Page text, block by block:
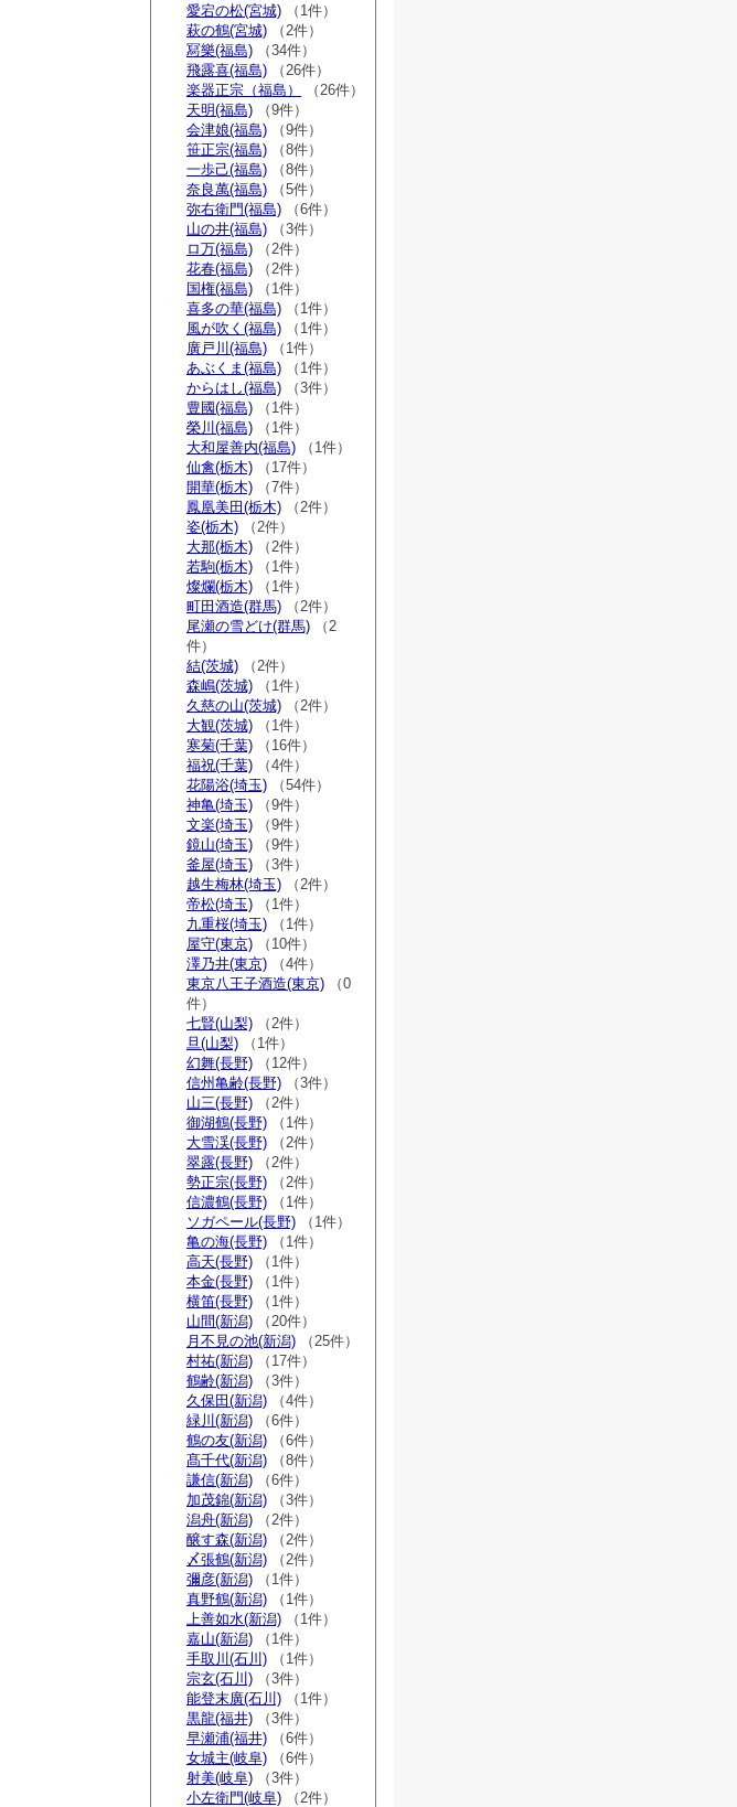
愛宕の松(宮城) （1件）
萩の鶴(宮城) （2件）
冩樂(福島) （34件）
飛露喜(福島) （26件）
楽器正宗（福島）
（26件）
天明(福島) （9件）
会津娘(福島) （9件）
笹正宗(福島) （8件）
一歩己(福島) （8件）
奈良萬(福島) （5件）
弥右衛門(福島) （6件）
山の井(福島) （3件）
ロ万(福島) （2件）
花春(福島) （2件）
国権(福島) （1件）
喜多の華(福島) （1件）
風が吹く(福島) （1件）
廣戸川(福島) （1件）
あぶくま(福島) （1件）
からはし(福島) （3件）
豊國(福島) （1件）
榮川(福島) （1件）
大和屋善内(福島) （1件）
仙禽(栃木) （17件）
開華(栃木) （7件）
鳳凰美田(栃木) （2件）
姿(栃木) （2件）
大那(栃木) （2件）
若駒(栃木) （1件）
燦爛(栃木) （1件）
町田酒造(群馬) （2件）
尾瀬の雪どけ(群馬) （2
件）
結(茨城) （2件）
森嶋(茨城) （1件）
久慈の山(茨城) （2件）
大観(茨城) （1件）
寒菊(千葉) （16件）
福祝(千葉) （4件）
花陽浴(埼玉) （54件）
神亀(埼玉) （9件）
文楽(埼玉) （9件）
鏡山(埼玉) （9件）
釜屋(埼玉) （3件）
越生梅林(埼玉) （2件）
帝松(埼玉) （1件）
九重桜(埼玉) （1件）
屋守(東京) （10件）
澤乃井(東京) （4件）
東京八王子酒造(東京) （0
件）
七賢(山梨) （2件）
旦(山梨) （1件）
幻舞(長野) （12件）
信州亀齢(長野) （3件）
山三(長野) （2件）
御湖鶴(長野) （1件）
大雪渓(長野) （2件）
翠露(長野) （2件）
勢正宗(長野) （2件）
信濃鶴(長野) （1件）
ソガペール(長野) （1件）
亀の海(長野) （1件）
高天(長野) （1件）
本金(長野) （1件）
横笛(長野) （1件）
山間(新潟) （20件）
月不見の池(新潟) （25件）
村祐(新潟) （17件）
鶴齢(新潟) （3件）
久保田(新潟) （4件）
緑川(新潟) （6件）
鶴の友(新潟) （6件）
髙千代(新潟) （8件）
謙信(新潟) （6件）
加茂錦(新潟) （3件）
潟舟(新潟) （2件）
醸す森(新潟) （2件）
〆張鶴(新潟) （2件）
彌彦(新潟) （1件）
真野鶴(新潟) （1件）
上善如水(新潟) （1件）
嘉山(新潟) （1件）
手取川(石川) （1件）
宗玄(石川) （3件）
能登末廣(石川) （1件）
黒龍(福井) （3件）
早瀬浦(福井) （6件）
女城主(岐阜) （6件）
射美(岐阜) （3件）
小左衛門(岐阜) （2件）